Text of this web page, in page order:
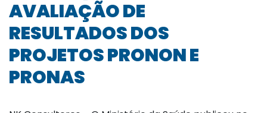
AVALIAÇÃO DE
RESULTADOS DOS
PROJETOS PRONON E
PRONAS